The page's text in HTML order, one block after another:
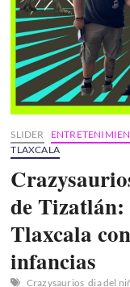
de
Manolo
García
Méndez
SLIDER
TLAXCALA
de Tizatlán:
Tlaxcala
infancias
Crazysaurios dia del